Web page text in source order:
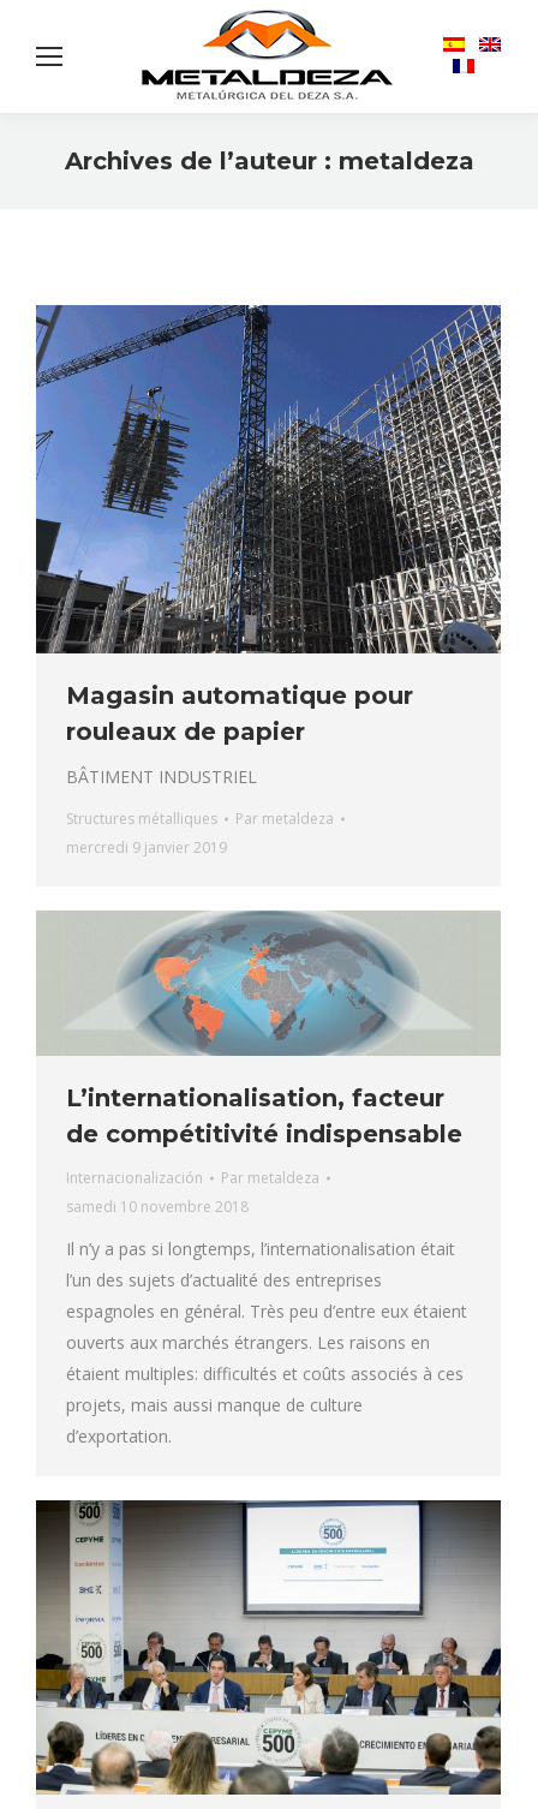
Archives de l’auteur : metaldeza
Magasin automatique pour
rouleaux de papier
BÂTIMENT INDUSTRIEL
Structures métalliques Par metaldeza
mercredi 9 janvier 2019
L’internationalisation, facteur
de compétitivité indispensable
Internacionalización Par metaldeza
samedi 10 novembre 2018
Il n’y a pas si longtemps, l’internationalisation était
l’un des sujets d’actualité des entreprises
espagnoles en général. Très peu d’entre eux étaient
ouverts aux marchés étrangers. Les raisons en
étaient multiples: difficultés et coûts associés à ces
projets, mais aussi manque de culture
d’exportation.